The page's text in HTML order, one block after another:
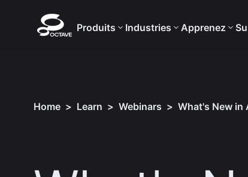
Produits Industries Apprenez
Home > Learn > Webinars > What's New in